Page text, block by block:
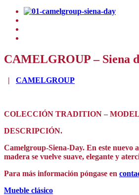
CAMELGROUP – Siena
| CAMELGROUP
COLECCIÓN TRADITION –
DESCRIPCIÓN.
Camelgroup-Siena-Day. En este nuevo
madera se vuelve suave, elegante y
Para más información póngase en
Mueble clásico